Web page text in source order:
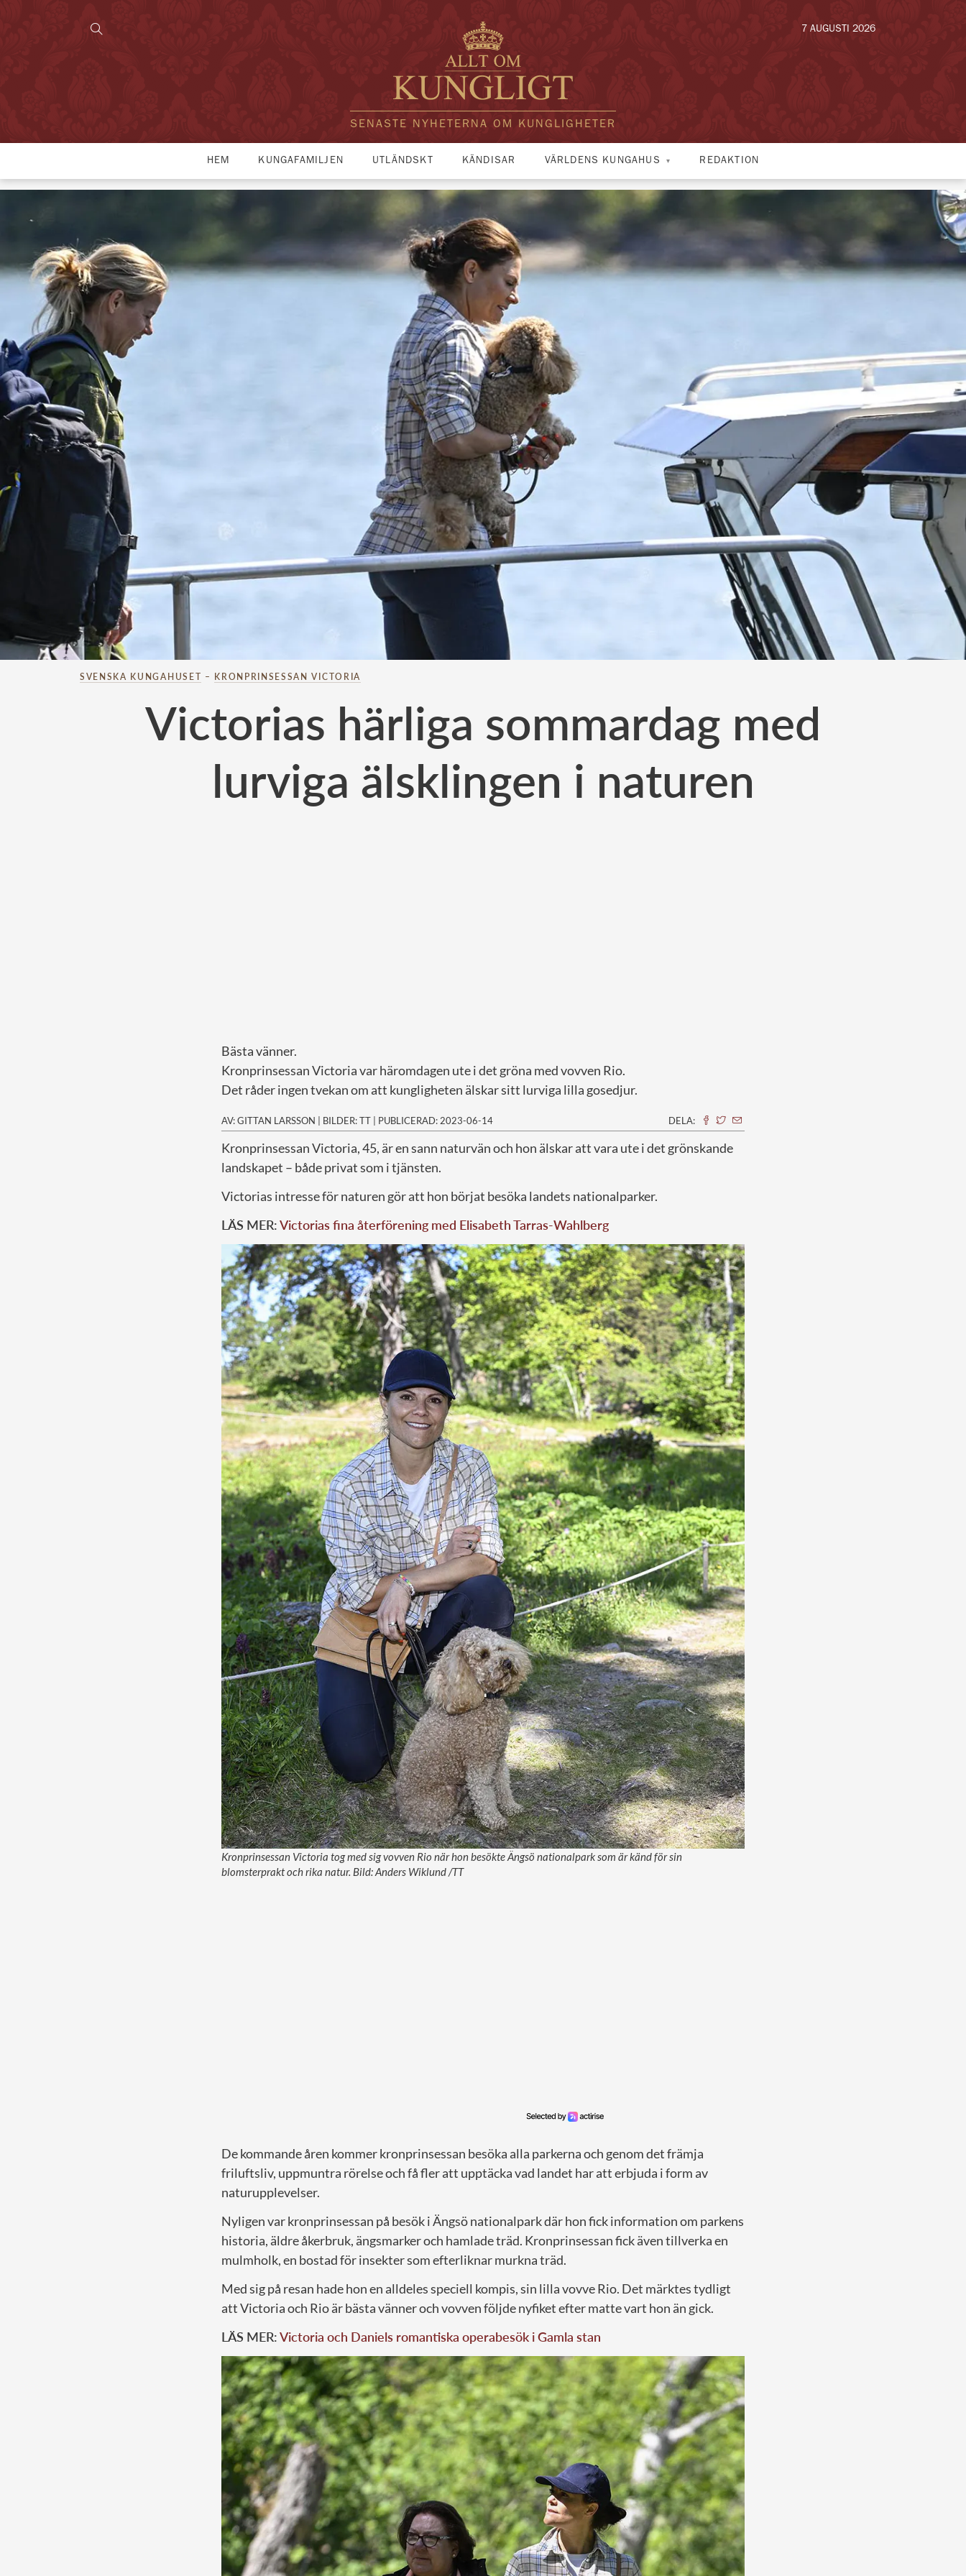
SENASTE NYHETERNA OM KUNGLIGHETER
7 AUGUSTI 2026
HEM KUNGAFAMILJEN UTLÄNDSKT KÄNDISAR VÄRLDENS KUNGAHUS REDAKTION
SVENSKA KUNGAHUSET – KRONPRINSESSAN VICTORIA
Victorias härliga sommardag med
lurviga älsklingen i naturen
Bästa vänner.
Kronprinsessan Victoria var häromdagen ute i det gröna med vovven Rio.
Det råder ingen tvekan om att kungligheten älskar sitt lurviga lilla gosedjur.
AV: GITTAN LARSSON | BILDER: TT | PUBLICERAD: 2023-06-14 DELA:
Kronprinsessan Victoria, 45, är en sann naturvän och hon älskar att vara ute i det grönskande
landskapet – både privat som i tjänsten.
Victorias intresse för naturen gör att hon börjat besöka landets nationalparker.
LÄS MER:Victorias fina återförening med Elisabeth Tarras-Wahlberg
Kronprinsessan Victoria tog med sig vovven Rio när hon besökte Ängsö nationalpark som är känd för sin
blomsterprakt och rika natur. Bild: Anders Wiklund /TT
De kommande åren kommer kronprinsessan besöka alla parkerna och genom det främja
friluftsliv, uppmuntra rörelse och få fler att upptäcka vad landet har att erbjuda i form av
naturupplevelser.
Nyligen var kronprinsessan på besök i Ängsö nationalpark där hon fick information om parkens
historia, äldre åkerbruk, ängsmarker och hamlade träd. Kronprinsessan fick även tillverka en
mulmholk, en bostad för insekter som efterliknar murkna träd.
Med sig på resan hade hon en alldeles speciell kompis, sin lilla vovve Rio. Det märktes tydligt
att Victoria och Rio är bästa vänner och vovven följde nyfiket efter matte vart hon än gick.
LÄS MER:Victoria och Daniels romantiska operabesök i Gamla stan